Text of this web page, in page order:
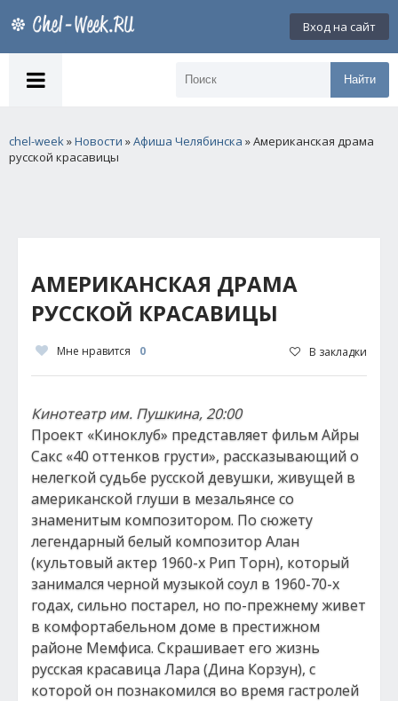
Вход на сайт
Найти
chel-week»Новости »Афиша Челябинска » Американская драма
русской красавицы
АМЕРИКАНСКАЯ ДРАМА
РУССКОЙ КРАСАВИЦЫ
Мне нравится 0 В закладки
Кинотеатр им. Пушкина, 20:00
Проект «Киноклуб» представляет фильм Айры
Сакс «40 оттенков грусти», рассказывающий о
нелегкой судьбе русской девушки, живущей в
американской глуши в мезальянсе со
знаменитым композитором. По сюжету
легендарный белый композитор Алан
(культовый актер 1960-х Рип Торн), который
занимался черной музыкой соул в 1960-70-х
годах, сильно постарел, но по-прежнему живет
в комфортабельном доме в престижном
районе Мемфиса. Скрашивает его жизнь
русская красавица Лара (Дина Корзун), с
которой он познакомился во время гастролей